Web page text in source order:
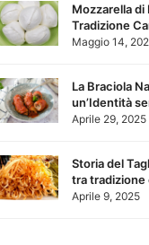
Mozzarella di
Tradizione
Maggio 14,
La Braciola
un’Identità
Aprile 29, 2025
Storia del
tra tradizione
Aprile 9, 2025